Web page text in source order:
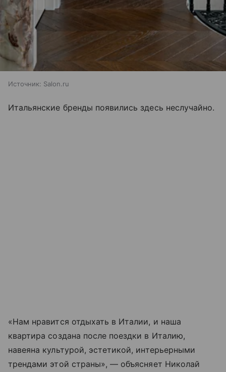
Источник: Salon.ru
Итальянские бренды появились здесь неслучайно.
«Нам нравится отдыхать в Италии, и наша
квартира создана после поездки в Италию,
навеяна культурой, эстетикой, интерьерными
трендами этой страны», — объясняет Николай